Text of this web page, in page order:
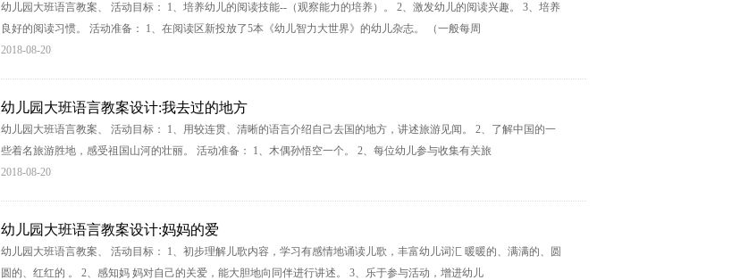
幼儿园大班语言教案、 活动目标： 1、培养幼儿的阅读技能--（观察能力的培养）。 2、激发幼儿的阅读兴趣。 3、培养
良好的阅读习惯。 活动准备： 1、在阅读区新投放了5本《幼儿智力大世界》的幼儿杂志。 （一般每周
2018-08-20
幼儿园大班语言教案设计:我去过的地方
幼儿园大班语言教案、 活动目标： 1、用较连贯、清晰的语言介绍自己去国的地方，讲述旅游见闻。 2、了解中国的一
些着名旅游胜地，感受祖国山河的壮丽。 活动准备： 1、木偶孙悟空一个。 2、每位幼儿参与收集有关旅
2018-08-20
幼儿园大班语言教案设计:妈妈的爱
幼儿园大班语言教案、 活动目标： 1、初步理解儿歌内容，学习有感情地诵读儿歌，丰富幼儿词汇 暖暖的、满满的、圆
圆的、红红的 。 2、感知妈 妈对自己的关爱，能大胆地向同伴进行讲述。 3、乐于参与活动，增进幼儿